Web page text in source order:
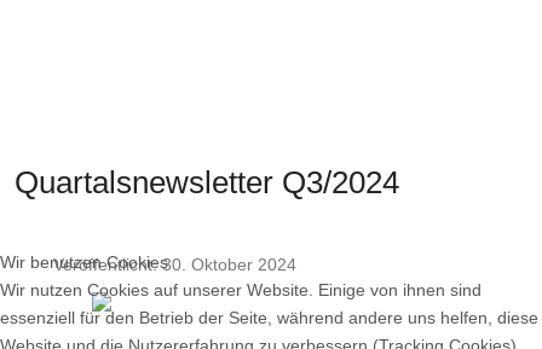
Quartalsnewsletter Q3/2024
Veröffentlicht: 30. Oktober 2024
Wir benutzen Cookies
Wir nutzen Cookies auf unserer Website. Einige von ihnen sind
essenziell für den Betrieb der Seite, während andere uns helfen, diese
Website und die Nutzererfahrung zu verbessern (Tracking Cookies).